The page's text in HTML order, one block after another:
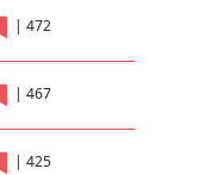
| 472
| 467
| 425